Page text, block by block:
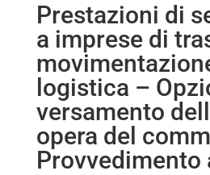
Prestazioni di
a imprese di
logistica –
versamento
opera del
Provvedimento